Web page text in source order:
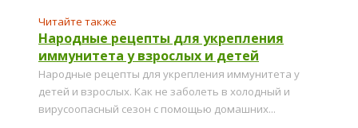
Читайте также
Народные рецепты для укрепления
иммунитета у взрослых и детей
Народные рецепты для укрепления иммунитета у
детей и взрослых. Как не заболеть в холодный и
вирусоопасный сезон с помощью домашних...